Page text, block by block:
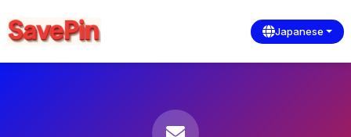
Japanese